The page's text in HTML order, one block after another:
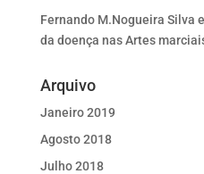
Fernando M.Nogueira Silva
da doença nas Artes
Arquivo
Janeiro 2019
Agosto 2018
Julho 2018